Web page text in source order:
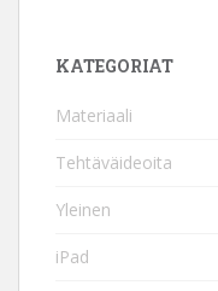
KATEGORIAT
Materiaali
Tehtäväideoita
Yleinen
iPad